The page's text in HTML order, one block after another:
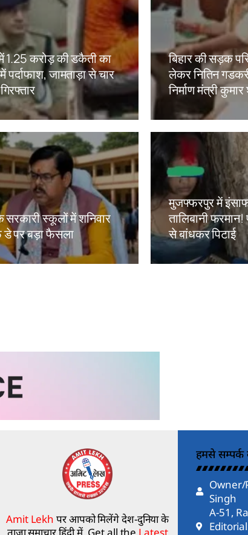
1.25 करोड़ की डकैती का
पर्दाफाश, जामताड़ा से चार
बिहार की सड़क
लेकर नितिन
निर्माण मंत्री
Amit Lekh
सरकारी स्कूलों में शनिवार
डे पर बड़ा फैसला
मुजफ्फरपुर में
तालिबानी
से बांधकर पिटाई
Amit Lekh
Amit Lekh पर आपको मिलेंगे देश-दुनिया के
ताज़ा समाचार हिंदी में, Get all the Latest
हमसे सम्पर्क
Owner/
Singh
A-51,